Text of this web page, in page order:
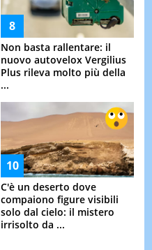
Non basta rallentare: il
nuovo autovelox Vergilius
Plus rileva molto più della
...
C'è un deserto dove
compaiono figure visibili
solo dal cielo: il mistero
irrisolto da ...